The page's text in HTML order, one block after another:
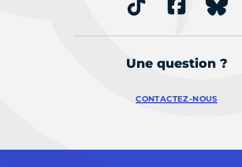
Une question ?
CONTACTEZ-NOUS